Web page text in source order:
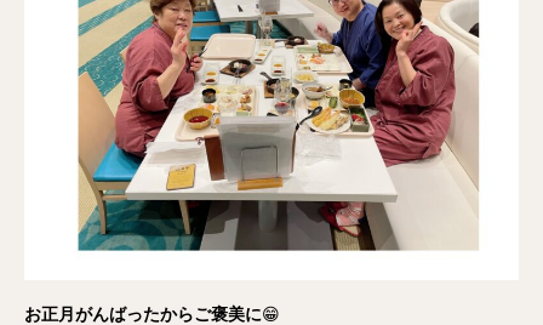
お正月がんばったからご褒美に😁